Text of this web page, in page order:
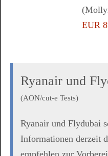
EUR
Ryanair und
(AON/cut-e Tests)
Ryanair und Flydubai
Informationen derzeit
empfehlen zur